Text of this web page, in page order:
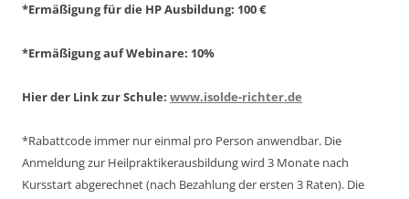
*Ermäßigung für die HP Ausbildung: 100 €
*Ermäßigung auf Webinare: 10%
Hier der Link zur Schule: www.isolde-richter.de
*Rabattcode immer nur einmal pro Person anwendbar. Die
Anmeldung zur Heilpraktikerausbildung wird 3 Monate nach
Kursstart abgerechnet(nach Bezahlung der ersten 3 Raten). Die